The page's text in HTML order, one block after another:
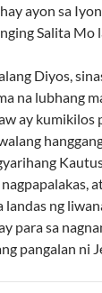
ayon sa
Salita Mo
Diyos,
na lubhang
ay kumikilos
landas ng
para sa
pangalan ni